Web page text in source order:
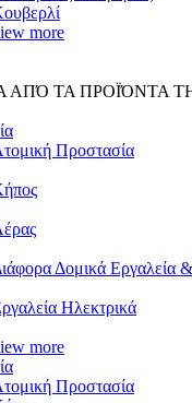
more
ΑΠΌ ΤΑ ΠΡΟΪΌΝΤΑ
Προστασία
Δομικά Εργαλεία
Ηλεκτρικά
more
Προστασία